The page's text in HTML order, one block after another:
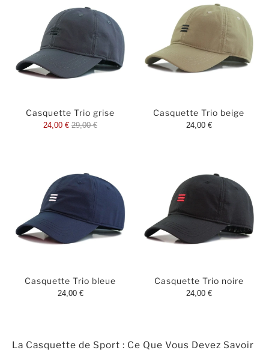
Casquette Trio grise
24,00 € 29,00 €
Casquette Trio beige
24,00 €
Casquette Trio bleue
24,00 €
Casquette Trio noire
24,00 €
La Casquette de Sport : Ce Que Vous Devez Savoir